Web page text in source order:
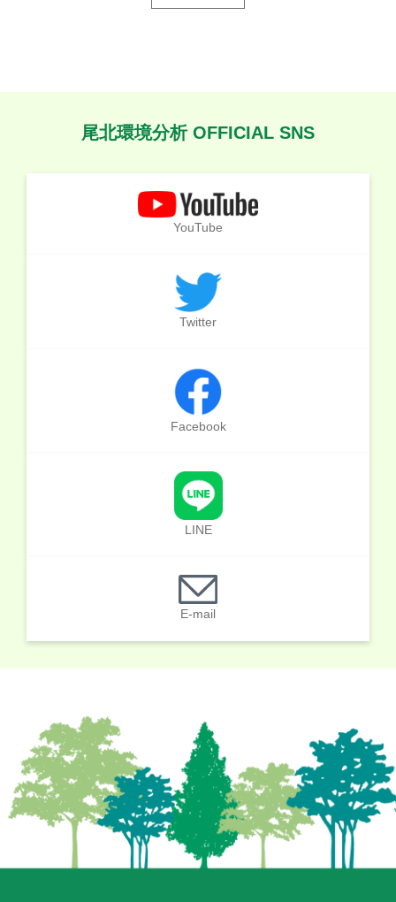
尾北環境分析 OFFICIAL SNS
YouTube
Twitter
Facebook
LINE
E-mail